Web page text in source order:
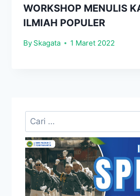
WORKSHOP MENULIS
ILMIAH POPULER
By Skagata 1 Maret 2022
Cari
untuk: